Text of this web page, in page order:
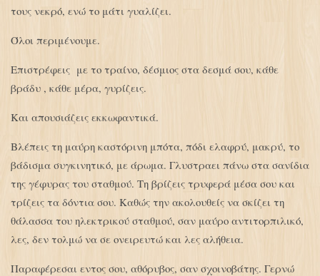
τους νεκρό, ενώ το μάτι γυαλίζει.
Όλοι περιμένουμε.
Επιστρέφεις με το τραίνο, δέσμιος στα δεσμά σου, κάθε
βράδυ , κάθε μέρα, γυρίζεις.
Και απουσιάζεις εκκωφαντικά.
Βλέπεις τη μαύρη καστόρινη μπότα, πόδι ελαφρύ, μακρύ, το
βάδισμα συγκινητικό, με άρωμα. Γλυστραει πάνω στα σανίδια
της γέφυρας του σταθμού. Τη βρίζεις τρυφερά μέσα σου και
τρίζεις τα δόντια σου. Καθώς την ακολουθείς να σκίζει τη
θάλασσα του ηλεκτρικού σταθμού, σαν μαύρο αντιτορπιλικό,
λες, δεν τολμώ να σε ονειρευτώ και λες αλήθεια.
Παραφέρεσαι εντος σου, αθόρυβος, σαν σχοινοβάτης. Γερνώ